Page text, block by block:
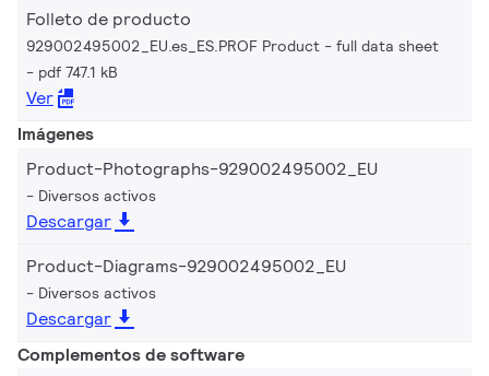
Folleto de producto
929002495002_EU.es_ES.PROF Product - full data sheet
pdf 747.1 kB
Ver
Imágenes
Product-Photographs-929002495002_EU
Diversos activos
Descargar
Product-Diagrams-929002495002_EU
Diversos activos
Descargar
Complementos de software